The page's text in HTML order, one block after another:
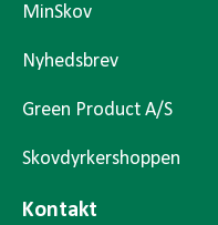
MinSkov
Nyhedsbrev
Green Product A/S
Skovdyrkershoppen
Kontakt